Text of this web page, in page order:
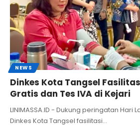
NEWS
Dinkes Kota Tangsel
Gratis dan Tes IVA di Kejari
LINIMASSA.ID - Dukung peringatan Hari
Dinkes Kota Tangsel fasilitasi…